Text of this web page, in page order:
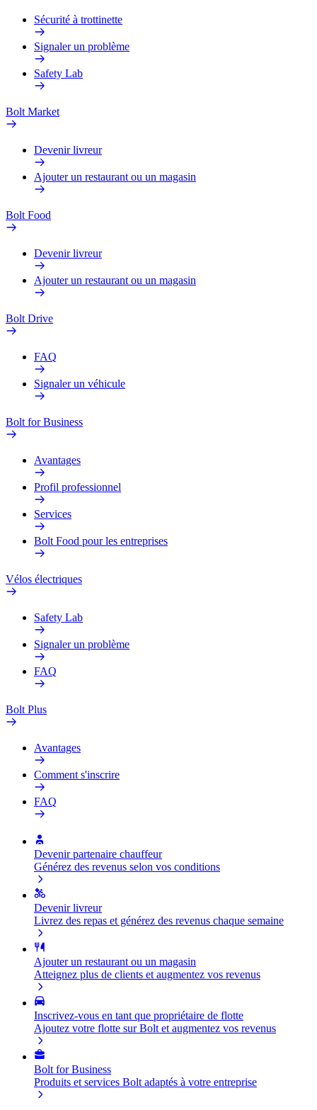
Sécurité à trottinette
Signaler un problème
Safety Lab
Bolt Market
Devenir livreur
Ajouter un restaurant ou un magasin
Bolt Food
Devenir livreur
Ajouter un restaurant ou un magasin
Bolt Drive
FAQ
Signaler un véhicule
Bolt for Business
Avantages
Profil professionnel
Services
Bolt Food pour les entreprises
Vélos électriques
Safety Lab
Signaler un problème
FAQ
Bolt Plus
Avantages
Comment s'inscrire
FAQ
Devenir partenaire chauffeur
Générez des revenus selon vos conditions
Devenir livreur
Livrez des repas et générez des revenus chaque semaine
Ajouter un restaurant ou un magasin
Atteignez plus de clients et augmentez vos revenus
Inscrivez-vous en tant que propriétaire de flotte
Ajoutez votre flotte sur Bolt et augmentez vos revenus
Bolt for Business
Produits et services Bolt adaptés à votre entreprise